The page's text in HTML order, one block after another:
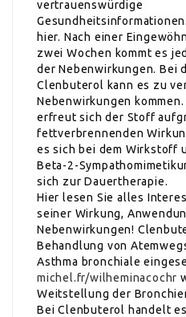
vertrauenswürdige
hier. Nach einer
zwei Wochen kommt es
der Nebenwirkungen. Bei
Clenbuterol kann es zu
Nebenwirkungen
erfreut sich der Stoff
fettverbrennenden
es sich bei dem Wirkstoff
Beta-2-
sich zur Dauertherapie.
Hier lesen Sie alles
seiner Wirkung,
Nebenwirkungen!
Behandlung von
Asthma bronchiale
michel.fr/wilheminacochr
Weitstellung der
Bei Clenbuterol handelt